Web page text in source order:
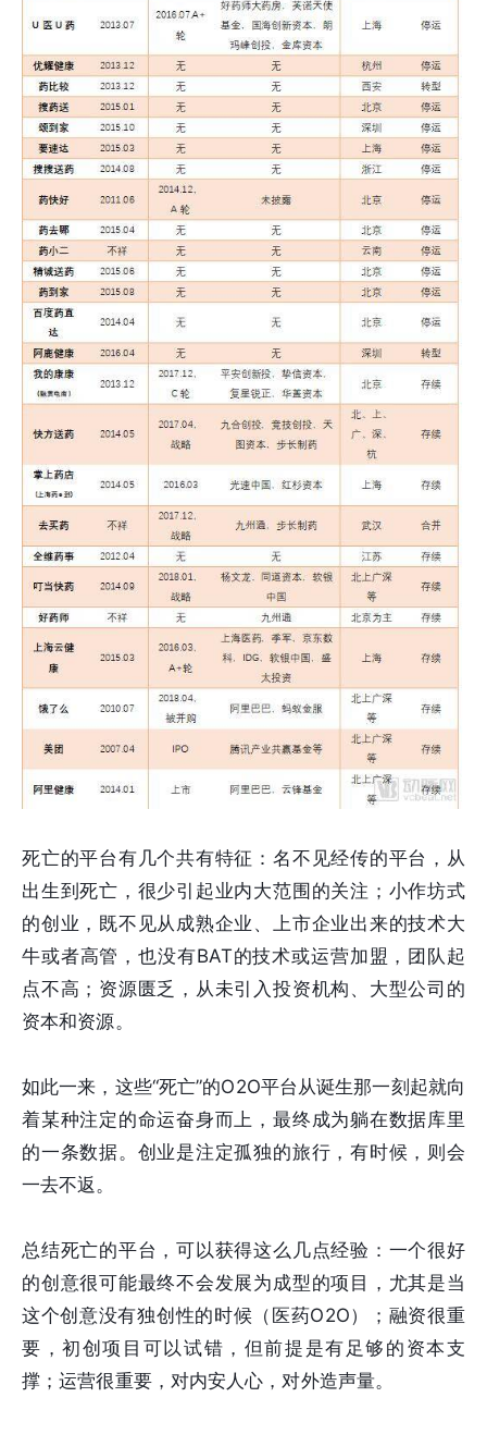
死亡的平台有几个共有特征：名不见经传的平台，从
出生到死亡，很少引起业内大范围的关注；小作坊式
的创业，既不见从成熟企业、上市企业出来的技术大
牛或者高管，也没有BAT的技术或运营加盟，团队起
点不高；资源匮乏，从未引入投资机构、大型公司的
资本和资源。
如此一来，这些“死亡”的O2O平台从诞生那一刻起就向
着某种注定的命运奋身而上，最终成为躺在数据库里
的一条数据。创业是注定孤独的旅行，有时候，则会
一去不返。
总结死亡的平台，可以获得这么几点经验：一个很好
的创意很可能最终不会发展为成型的项目，尤其是当
这个创意没有独创性的时候（医药O2O）；融资很重
要，初创项目可以试错，但前提是有足够的资本支
撑；运营很重要，对内安人心，对外造声量。